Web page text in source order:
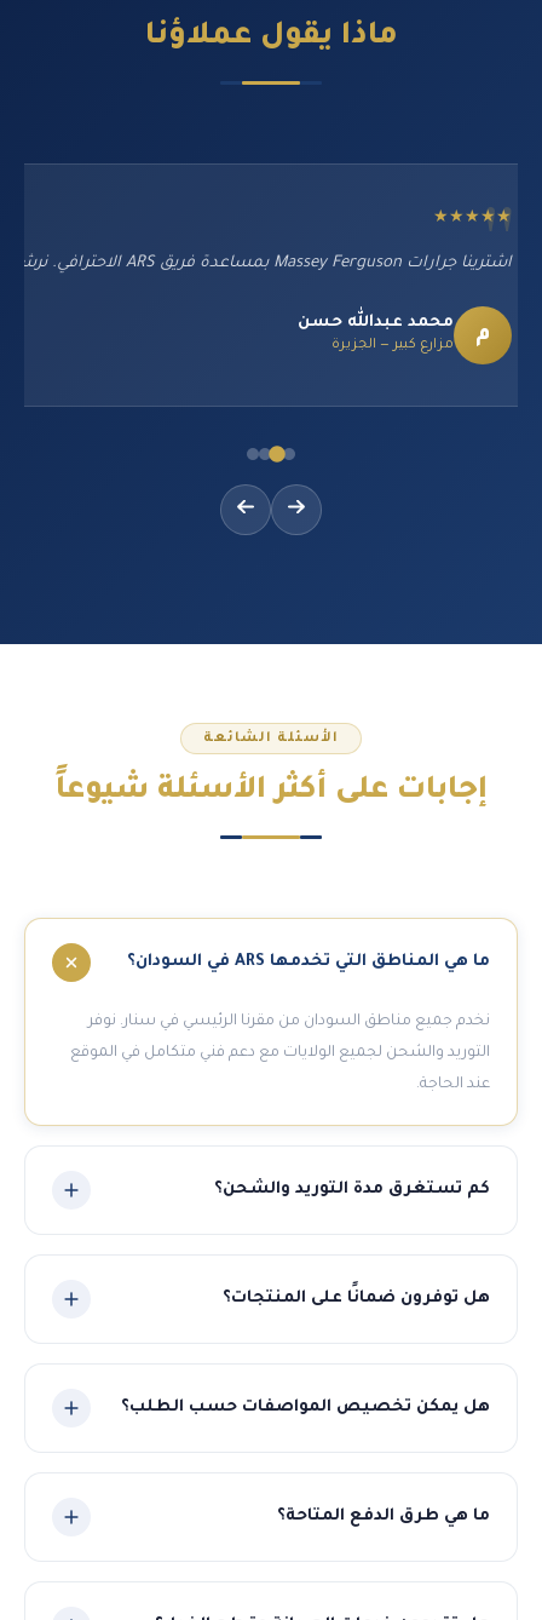
ماذا يقول عملاؤنا
★★★★★
اشترينا جرارات Massey Ferguson بمساعدة فريق ARS الاحترافي. نرشح هذه الشركة بشدة لكل المزارعين السودانيين.
م
محمد عبدالله حسن
مزارع كبير — الجزيرة
الأسئلة الشائعة
إجابات على أكثر الأسئلة شيوعاً
ما هي المناطق التي تخدمها ARS في السودان؟
نخدم جميع مناطق السودان من مقرنا الرئيسي في سنار. نوفر
التوريد والشحن لجميع الولايات مع دعم فني متكامل في الموقع
عند الحاجة.
كم تستغرق مدة التوريد والشحن؟
بالمواعيد المتفق عليها ونوفر تتبعاً مستمراً للشحنة.
هل توفرون ضمانًا على المنتجات؟
هل يمكن تخصيص المواصفات حسب الطلب؟
ما هي طرق الدفع المتاحة؟